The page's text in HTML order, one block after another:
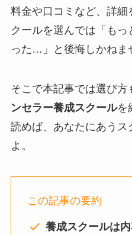
料金や口コミなど、詳細
クールを選んでは「も
った…」と後悔しかねま
そこで本記事では選び方
ンセラー養成スクールを
読めば、あなたにあうス
よ。
この記事の要約
養成スクールは